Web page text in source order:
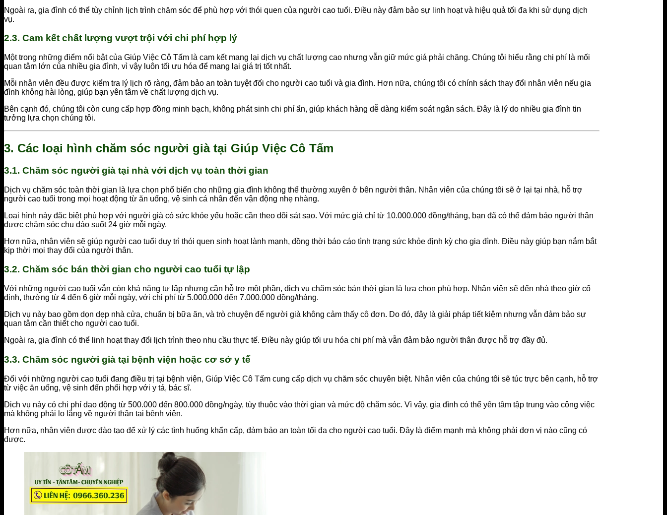
Ngoài ra, gia đình có thể tùy chỉnh lịch trình chăm sóc để phù hợp với thói quen của người cao tuổi. Điều này đảm bảo sự linh hoạt và hiệu quả tối đa khi sử dụng dịch
vụ.
2.3. Cam kết chất lượng vượt trội với chi phí hợp lý
Một trong những điểm nổi bật của Giúp Việc Cô Tấm là cam kết mang lại dịch vụ chất lượng cao nhưng vẫn giữ mức giá phải chăng. Chúng tôi hiểu rằng chi phí là mối
quan tâm lớn của nhiều gia đình, vì vậy luôn tối ưu hóa để mang lại giá trị tốt nhất.
Mỗi nhân viên đều được kiểm tra lý lịch rõ ràng, đảm bảo an toàn tuyệt đối cho người cao tuổi và gia đình. Hơn nữa, chúng tôi có chính sách thay đổi nhân viên nếu gia
đình không hài lòng, giúp bạn yên tâm về chất lượng dịch vụ.
Bên cạnh đó, chúng tôi còn cung cấp hợp đồng minh bạch, không phát sinh chi phí ẩn, giúp khách hàng dễ dàng kiểm soát ngân sách. Đây là lý do nhiều gia đình tin
tưởng lựa chọn chúng tôi.
3. Các loại hình chăm sóc người già tại Giúp Việc Cô Tấm
3.1. Chăm sóc người già tại nhà với dịch vụ toàn thời gian
Dịch vụ chăm sóc toàn thời gian là lựa chọn phổ biến cho những gia đình không thể thường xuyên ở bên người thân. Nhân viên của chúng tôi sẽ ở lại tại nhà, hỗ trợ
người cao tuổi trong mọi hoạt động từ ăn uống, vệ sinh cá nhân đến vận động nhẹ nhàng.
Loại hình này đặc biệt phù hợp với người già có sức khỏe yếu hoặc cần theo dõi sát sao. Với mức giá chỉ từ 10.000.000 đồng/tháng, bạn đã có thể đảm bảo người thân
được chăm sóc chu đáo suốt 24 giờ mỗi ngày.
Hơn nữa, nhân viên sẽ giúp người cao tuổi duy trì thói quen sinh hoạt lành mạnh, đồng thời báo cáo tình trạng sức khỏe định kỳ cho gia đình. Điều này giúp bạn nắm bắt
kịp thời mọi thay đổi của người thân.
3.2. Chăm sóc bán thời gian cho người cao tuổi tự lập
Với những người cao tuổi vẫn còn khả năng tự lập nhưng cần hỗ trợ một phần, dịch vụ chăm sóc bán thời gian là lựa chọn phù hợp. Nhân viên sẽ đến nhà theo giờ cố
định, thường từ 4 đến 6 giờ mỗi ngày, với chi phí từ 5.000.000 đến 7.000.000 đồng/tháng.
Dịch vụ này bao gồm dọn dẹp nhà cửa, chuẩn bị bữa ăn, và trò chuyện để người già không cảm thấy cô đơn. Do đó, đây là giải pháp tiết kiệm nhưng vẫn đảm bảo sự
quan tâm cần thiết cho người cao tuổi.
Ngoài ra, gia đình có thể linh hoạt thay đổi lịch trình theo nhu cầu thực tế. Điều này giúp tối ưu hóa chi phí mà vẫn đảm bảo người thân được hỗ trợ đầy đủ.
3.3. Chăm sóc người già tại bệnh viện hoặc cơ sở y tế
Đối với những người cao tuổi đang điều trị tại bệnh viện, Giúp Việc Cô Tấm cung cấp dịch vụ chăm sóc chuyên biệt. Nhân viên của chúng tôi sẽ túc trực bên cạnh, hỗ trợ
từ việc ăn uống, vệ sinh đến phối hợp với y tá, bác sĩ.
Dịch vụ này có chi phí dao động từ 500.000 đến 800.000 đồng/ngày, tùy thuộc vào thời gian và mức độ chăm sóc. Vì vậy, gia đình có thể yên tâm tập trung vào công việc
mà không phải lo lắng về người thân tại bệnh viện.
Hơn nữa, nhân viên được đào tạo để xử lý các tình huống khẩn cấp, đảm bảo an toàn tối đa cho người cao tuổi. Đây là điểm mạnh mà không phải đơn vị nào cũng có
được.